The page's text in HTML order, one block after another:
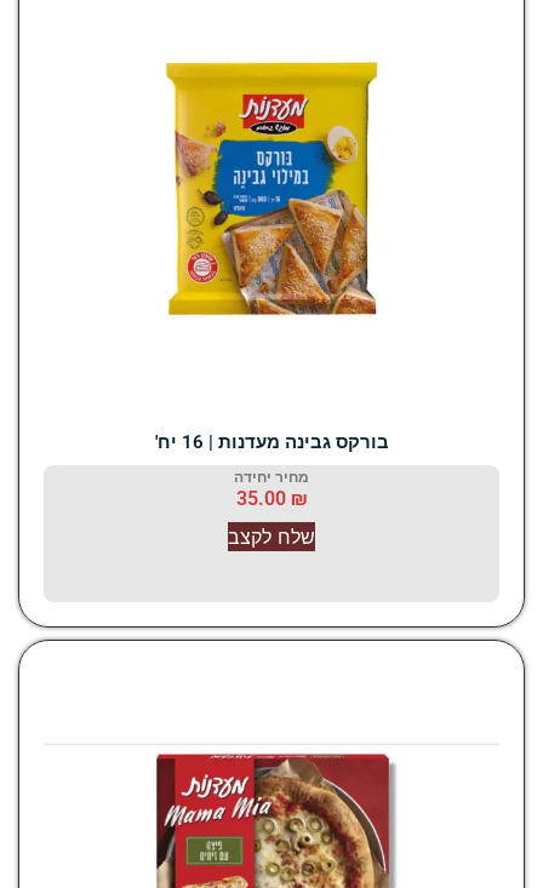
בורקס גבינה מעדנות | 16 יח'
מחיר יחידה
35.00
שלח לקצב